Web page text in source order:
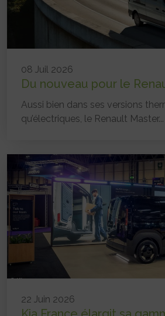
08 Juil 2026
Du nouveau pour le
Aussi bien dans ses versions
qu’électriques, le Renault Master...
22 Juin 2026